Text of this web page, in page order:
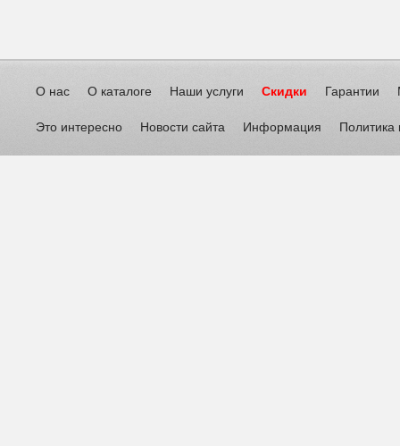
О нас О каталоге Наши услуги Скидки Гарантии
Это интересно Новости сайта Информация Политика